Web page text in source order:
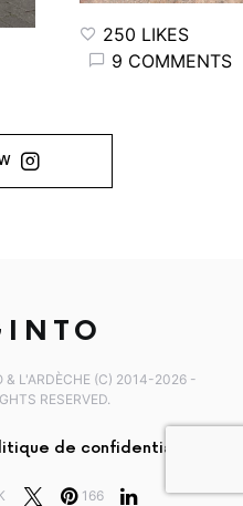
250 LIKES
9 COMMENTS
& L'ARDÈCHE (C) 2014-2026 -
RESERVED.
de confidentialité
166